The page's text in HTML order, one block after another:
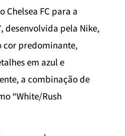
Chelsea FC para a
desenvolvida pela Nike,
cor predominante,
em azul e
a combinação de
“White/Rush